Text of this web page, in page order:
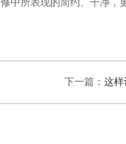
所表现的简约、干净，
下一篇： 这样